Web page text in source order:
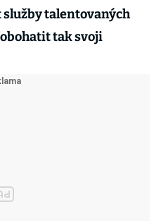
talentovaných
obohatit tak svoji